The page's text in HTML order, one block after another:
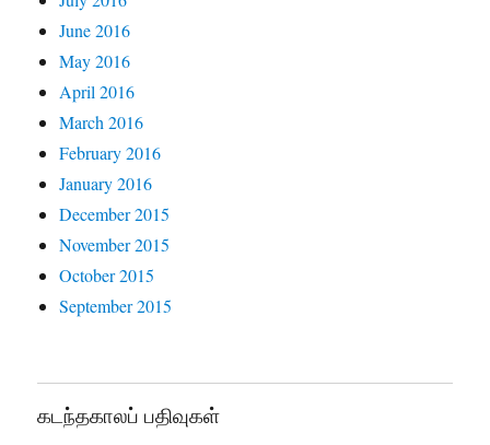
June 2016
May 2016
April 2016
March 2016
February 2016
January 2016
December 2015
November 2015
October 2015
September 2015
கடந்தகாலப் பதிவுகள்